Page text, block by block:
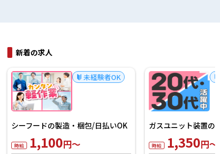
新着の求人
未経験者OK
シーフードの製造・梱包/日払いOK
時給 1,100円～
ガスユニット装置の
時給 1,350円～